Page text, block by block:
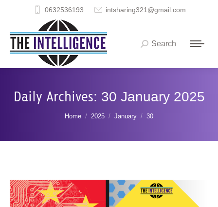
0632536193 intsharing321@gmail.com
Search:
Search
Daily Archives: 30 January 2025
You are here:
Home 2025 January 30